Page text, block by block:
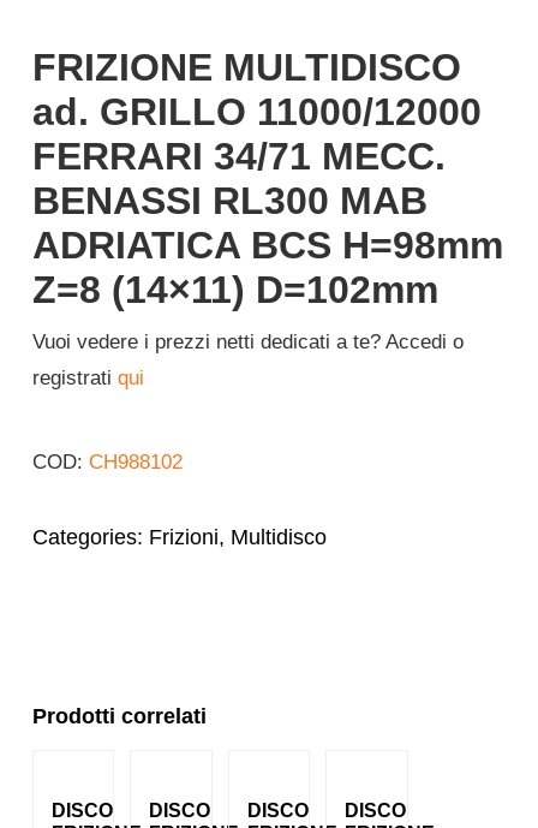
FRIZIONE MULTIDISCO
ad. GRILLO 11000/12000
FERRARI 34/71 MECC.
BENASSI RL300 MAB
ADRIATICA BCS H=98mm
Z=8 (14×11) D=102mm
Vuoi vedere i prezzi netti dedicati a te? Accedi o
registrati qui
COD: CH988102
Categories: Frizioni, Multidisco
Prodotti correlati
DISCO
DISCO
DISCO
DISCO